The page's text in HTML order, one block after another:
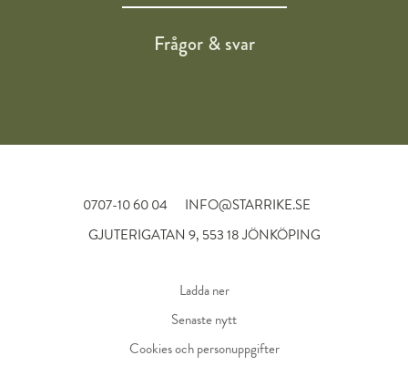
Frågor & svar
0707-10 60 04
INFO@STARRIKE.SE
GJUTERIGATAN 9, 553 18 JÖNKÖPING
Ladda ner
Senaste nytt
Cookies och personuppgifter